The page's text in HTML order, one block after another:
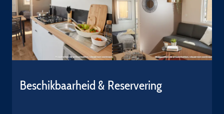
Beschikbaarheid & Reservering